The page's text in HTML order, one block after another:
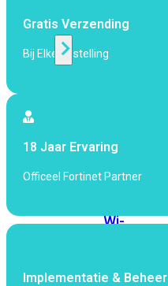
WiFi
Wi-
Fi
Wi-
Fi
Gratis Verzending
Bij Elke Bestelling
18 Jaar Ervaring
Officeel Fortinet Partner
Implementatie & Beheer